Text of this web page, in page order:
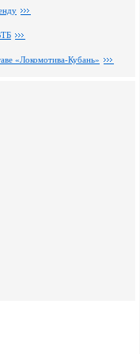
«Локомотива-Кубань»